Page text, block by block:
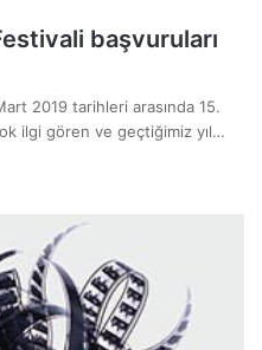
başvuruları
2019 tarihleri arasında 15.
ilgi gören ve geçtiğimiz yıl…